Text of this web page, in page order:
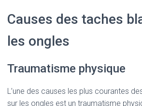
Causes des taches
les ongles
Traumatisme physique
L’une des causes les plus courantes
sur les ongles est un traumatisme